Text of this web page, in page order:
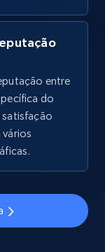
agora
rating,
and
agora
entre
do
satisfação